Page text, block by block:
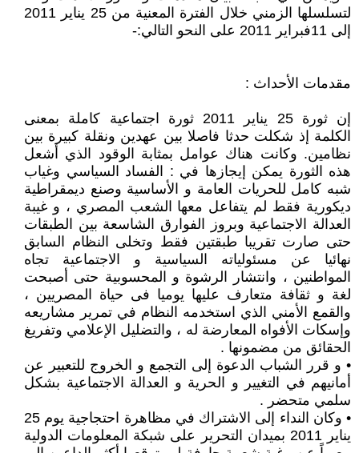
لتسلسلها الزمني خلال الفترة المعنية من 25 يناير 2011
إلى 11فبراير 2011 على النحو التالي:-
مقدمات الأحداث :
إن ثورة 25 يناير 2011 ثورة اجتماعية كاملة بمعنى
الكلمة إذ شكلت حدثا فاصلا بين عهدين ونقلة كبيرة بين
نظامين. وكانت هناك عوامل بمثابة الوقود الذي أشعل
هذه الثورة يمكن إيجازها في : الفساد السياسي وغياب
شبه كامل للحريات العامة و الأساسية وصنع ديمقراطية
ديكورية فقط لم يتفاعل معها الشعب المصري ، و غيبة
العدالة الاجتماعية وبروز الفوارق الشاسعة بين الطبقات
حتى صارت تقريبا طبقتين فقط وتخلى النظام السابق
نهائيا عن مسئولياته السياسية و الاجتماعية تجاه
المواطنين ، وانتشار الرشوة و المحسوبية حتى أصبحت
لغة و ثقافة متعارف عليها يوميا فى حياة المصريين ،
والقمع الأمني الذي استخدمه النظام في تمرير مشاريعه
وإسكات الأفواه المعارضة له ، والتضليل الإعلامي وتفريغ
الحقائق من مضمونها .
• و قرر الشباب الدعوة إلى التجمع و الخروج للتعبير عن
أمانيهم في التغيير و الحرية و العدالة الاجتماعية بشكل
سلمي متحضر .
• وكان النداء إلى الاشتراك في مظاهرة احتجاجية يوم 25
يناير 2011 بميدان التحرير على شبكة المعلومات الدولية